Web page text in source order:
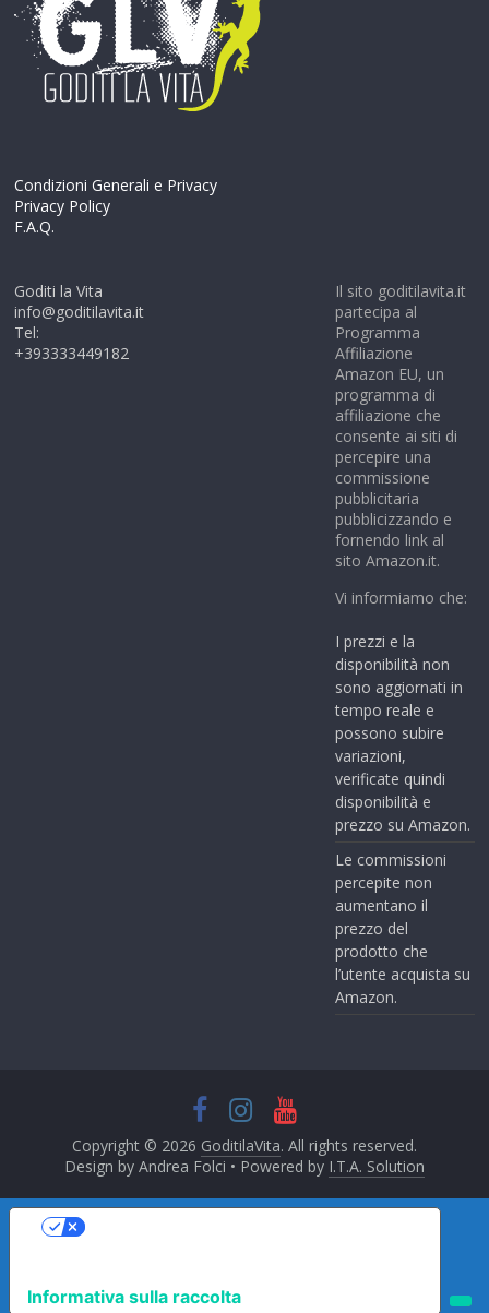
Condizioni Generali e Privacy
Privacy Policy
F.A.Q.
Goditi la Vita
info@goditilavita.it
Tel:
+393333449182
Il sito goditilavita.it
partecipa al
Programma
Affiliazione
Amazon EU, un
programma di
affiliazione che
consente ai siti di
percepire una
commissione
pubblicitaria
pubblicizzando e
fornendo link al
sito Amazon.it.
Vi informiamo che:
I prezzi e la
disponibilità non
sono aggiornati in
tempo reale e
possono subire
variazioni,
verificate quindi
disponibilità e
prezzo su Amazon.
Le commissioni
percepite non
aumentano il
prezzo del
prodotto che
l’utente acquista su
Amazon.
Copyright © 2026 GoditilaVita. All rights reserved.
Design by Andrea Folci • Powered by I.T.A. Solution
Informativa sulla raccolta
Le tue preferenze relative alla privacy